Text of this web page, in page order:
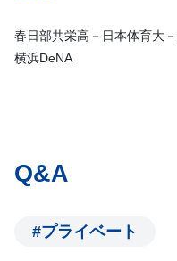
春日部共栄高－日本体育大
横浜DeNA
Q&A
#プライベート